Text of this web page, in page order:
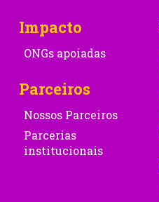
Impacto
ONGs apoiadas
Parceiros
Nossos Parceiros
Parcerias
institucionais